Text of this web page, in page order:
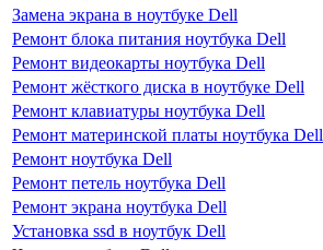
Замена экрана в ноутбуке Dell
Ремонт блока питания ноутбука Dell
Ремонт видеокарты ноутбука Dell
Ремонт жёсткого диска в ноутбуке Dell
Ремонт клавиатуры ноутбука Dell
Ремонт материнской платы ноутбука Dell
Ремонт ноутбука Dell
Ремонт петель ноутбука Dell
Ремонт экрана ноутбука Dell
Установка ssd в ноутбук Dell